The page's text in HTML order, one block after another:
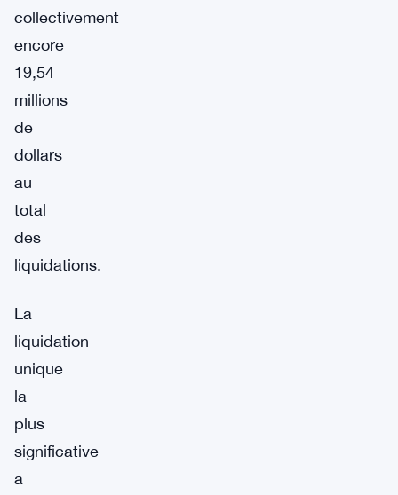
collectivement
encore
19,54
millions
de
dollars
au
total
des
liquidations.
La
liquidation
unique
la
plus
significative
a